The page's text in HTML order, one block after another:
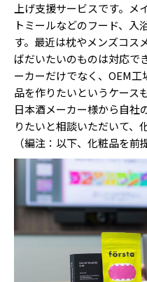
上げ支援サービスです。メ
トミールなどのフード、入
す。最近は枕やメンズコス
ばだいたいのものは対応で
ーカーだけでなく、OEM
品を作りたいというケース
日本酒メーカー様から自社
りたいと相談いただいて、
（編注：以下、化粧品を前